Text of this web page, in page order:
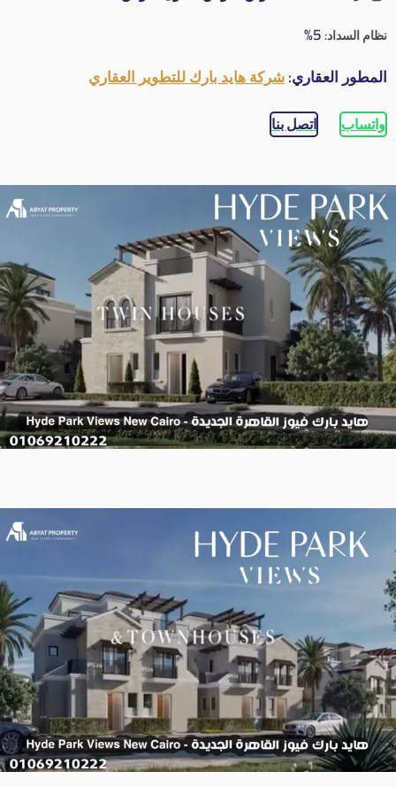
نظام السداد:5%
المطور العقاري:شركة هايد بارك للتطوير العقاري
واتساب اتصل بنا